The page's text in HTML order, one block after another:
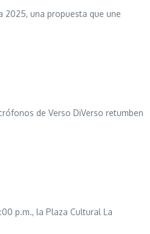
2025, una propuesta que une
de Verso DiVerso retumben
p.m., la Plaza Cultural La